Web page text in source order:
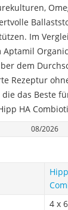
Im
dem
Rezeptur
das Beste
HA
08/2026
4 x